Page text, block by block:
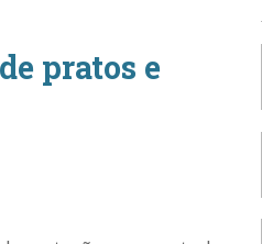
pratos e